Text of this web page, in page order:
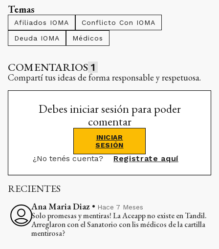
Temas
Afiliados IOMA
Conflicto Con IOMA
Deuda IOMA
Médicos
COMENTARIOS 1
Compartí tus ideas de forma responsable y respetuosa.
Debes iniciar sesión para poder
comentar
INICIAR
SESIÓN
¿No tenés cuenta? Registrate aquí
RECIENTES
Ana Maria Diaz • Hace 7 Meses
Solo promesas y mentiras! La Aceapp no existe en Tandil.
Arreglaron con el Sanatorio con lis médicos de la cartilla
mentirosa?